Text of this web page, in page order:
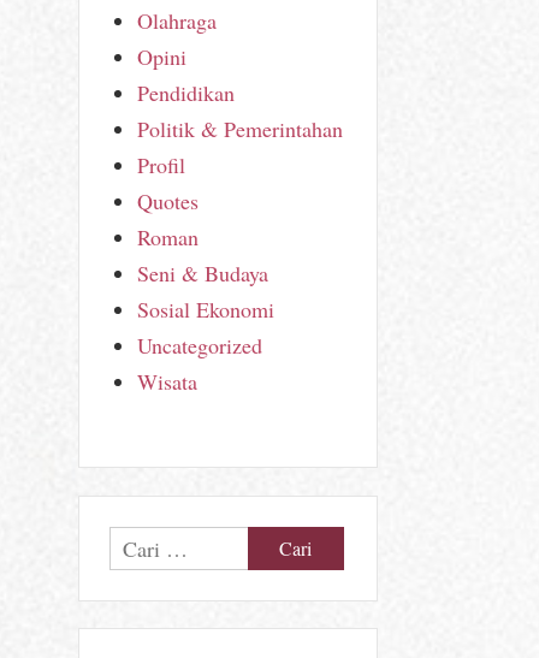
Olahraga
Opini
Pendidikan
Politik & Pemerintahan
Profil
Quotes
Roman
Seni & Budaya
Sosial Ekonomi
Uncategorized
Wisata
Cari
untuk: